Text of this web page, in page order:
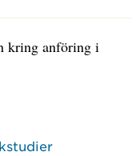
kring anföring i